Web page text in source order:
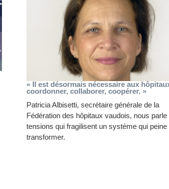
« Il est désormais nécessaire aux
coordonner, collaborer, coopérer. »
Patricia Albisetti, secrétaire générale de la
Fédération des hôpitaux vaudois, nous parle
tensions qui fragilisent un système qui peine
transformer.